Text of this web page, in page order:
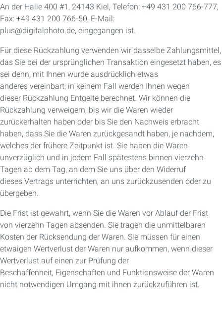
An der Halle 400 #1, 24143 Kiel, Telefon: +49 431 200 766-777,
Fax: +49 431 200 766-50, E-Mail:
plus@digitalphoto.de, eingegangen ist.
Für diese Rückzahlung verwenden wir dasselbe Zahlungsmittel,
das Sie bei der ursprünglichen Transaktion eingesetzt haben, es
sei denn, mit Ihnen wurde ausdrücklich etwas
anderes vereinbart; in keinem Fall werden Ihnen wegen
dieser Rückzahlung Entgelte berechnet. Wir können die
Rückzahlung verweigern, bis wir die Waren wieder
zurückerhalten haben oder bis Sie den Nachweis erbracht
haben, dass Sie die Waren zurückgesandt haben, je nachdem,
welches der frühere Zeitpunkt ist. Sie haben die Waren
unverzüglich und in jedem Fall spätestens binnen vierzehn
Tagen ab dem Tag, an dem Sie uns über den Widerruf
dieses Vertrags unterrichten, an uns zurückzusenden oder zu
übergeben.
Die Frist ist gewahrt, wenn Sie die Waren vor Ablauf der Frist
von vierzehn Tagen absenden. Sie tragen die unmittelbaren
Kosten der Rücksendung der Waren. Sie müssen für einen
etwaigen Wertverlust der Waren nur aufkommen, wenn dieser
Wertverlust auf einen zur Prüfung der
Beschaffenheit, Eigenschaften und Funktionsweise der Waren
nicht notwendigen Umgang mit ihnen zurückzuführen ist.